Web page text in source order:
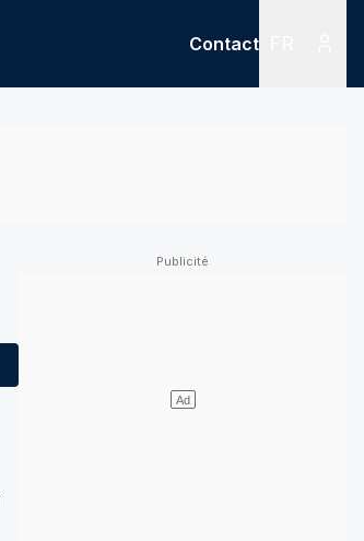
Contact